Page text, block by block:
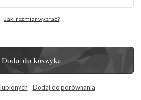
Jaki rozmiar wybrać?
Dodaj do koszyka
Dodaj do porównania